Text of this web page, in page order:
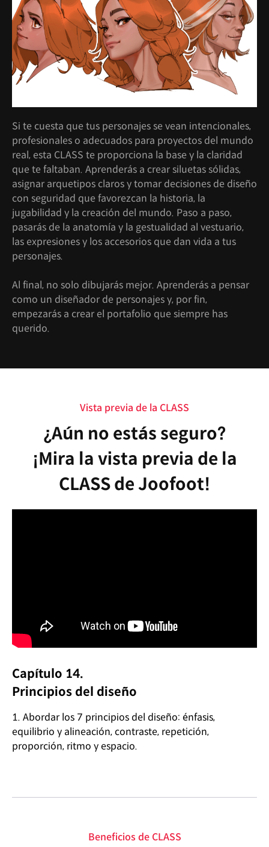
Si te cuesta que tus personajes se vean intencionales,
profesionales o adecuados para proyectos del mundo
real, esta CLASS te proporciona la base y la claridad
que te faltaban. Aprenderás a crear siluetas sólidas,
asignar arquetipos claros y tomar decisiones de diseño
con seguridad que favorezcan la historia, la
jugabilidad y la creación del mundo. Paso a paso,
pasarás de la anatomía y la gestualidad al vestuario,
las expresiones y los accesorios que dan vida a tus
personajes.
Al final, no solo dibujarás mejor. Aprenderás a pensar
como un diseñador de personajes y, por fin,
empezarás a crear el portafolio que siempre has
querido.
Vista previa de la CLASS
¿Aún no estás seguro?
¡Mira la vista previa de la
CLASS de Joofoot!
Capítulo 14.
Principios del diseño
1. Abordar los 7 principios del diseño: énfasis,
equilibrio y alineación, contraste, repetición,
proporción, ritmo y espacio.
Beneficios de CLASS